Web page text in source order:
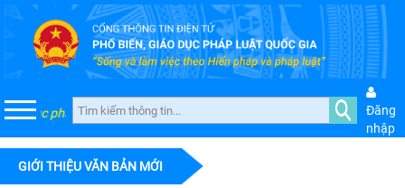
dục pháp luật quốc gia
Đăng
nhập
GIỚI THIỆU VĂN BẢN MỚI